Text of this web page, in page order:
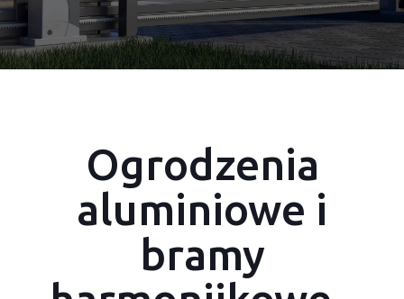
Ogrodzenia
aluminiowe i
bramy